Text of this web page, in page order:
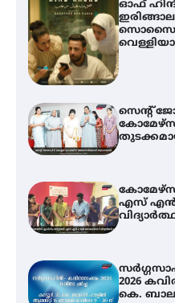
ഓഫ്
സെന്റ്
എസ് എൻ
2026
കെ.